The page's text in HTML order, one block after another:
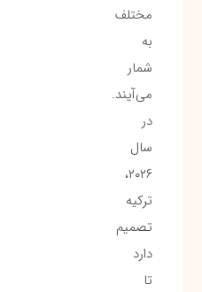
مختلف
به
شمار
می‌آیند.
در
سال
۲۰۲۶،
ترکیه
تصمیم
دارد
تا